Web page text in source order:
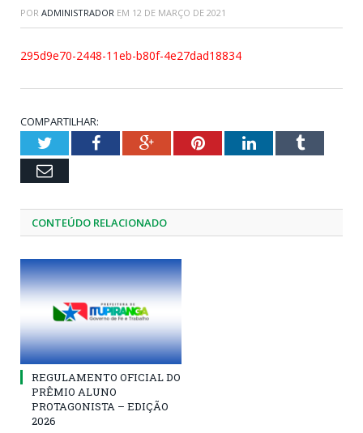
POR ADMINISTRADOR EM 12 DE MARÇO DE 2021
295d9e70-2448-11eb-b80f-4e27dad18834
COMPARTILHAR:
TwitterFacebookGoogle+PinterestLinkedInTumblr
Email
CONTEÚDO RELACIONADO
REGULAMENTO OFICIAL DO
PRÊMIO ALUNO
PROTAGONISTA – EDIÇÃO
2026